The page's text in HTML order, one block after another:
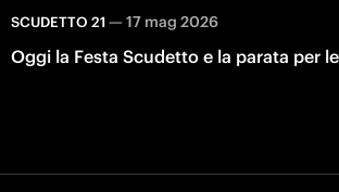
SCUDETTO 21— 17 mag 2026
Oggi la Festa Scudetto e la parata per